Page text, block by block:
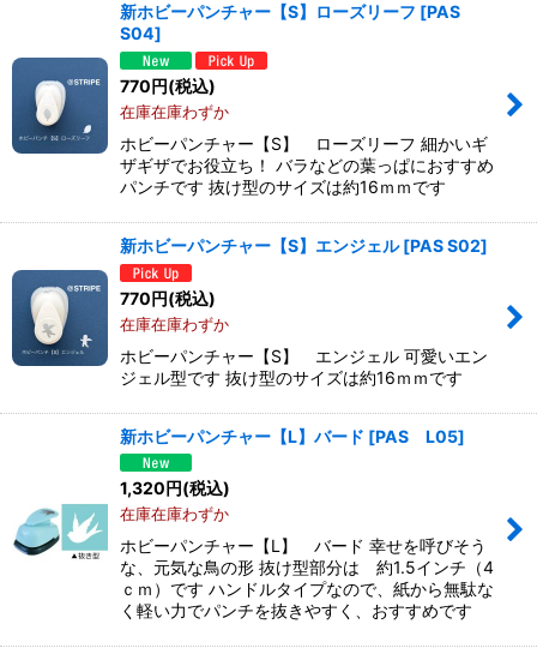
新ホビーパンチャー【S】ローズリーフ [PAS
S04]
770円(税込)
在庫在庫わずか
ホビーパンチャー【S】 ローズリーフ 細かいギ
ザギザでお役立ち！ バラなどの葉っぱにおすすめ
パンチです 抜け型のサイズは約16ｍｍです
新ホビーパンチャー【S】エンジェル [PAS S02]
770円(税込)
在庫在庫わずか
ホビーパンチャー【S】 エンジェル 可愛いエン
ジェル型です 抜け型のサイズは約16ｍｍです
新ホビーパンチャー【L】バード [PAS L05]
1,320円(税込)
在庫在庫わずか
ホビーパンチャー【L】 バード 幸せを呼びそう
な、元気な鳥の形 抜け型部分は 約1.5インチ（4
ｃｍ）です ハンドルタイプなので、紙から無駄な
く軽い力でパンチを抜きやすく、おすすめです